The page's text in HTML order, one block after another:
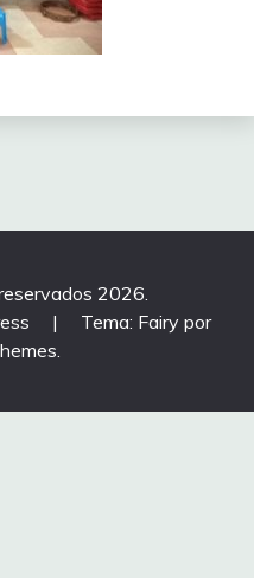
2026.
|
Tema: Fairy por